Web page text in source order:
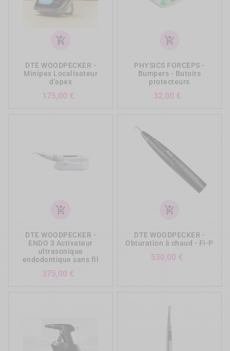
add_shopping_cart
DTE WOODPECKER -
Minipex Localisateur
d'apex
175,00 €
add_shopping_cart
PHYSICS FORCEPS -
Bumpers - Butoirs
protecteurs
32,00 €
add_shopping_cart
DTE WOODPECKER -
ENDO 3 Activateur
ultrasonique
endodontique sans fil
375,00 €
add_shopping_cart
DTE WOODPECKER -
Obturation à chaud - Fi-P
530,00 €